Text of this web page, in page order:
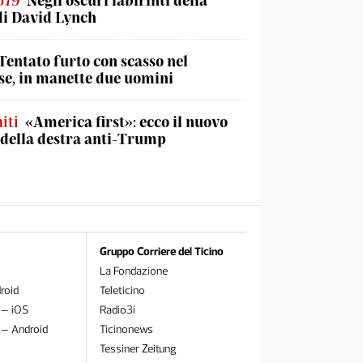
David Lynch
furto con scasso nel
in manette due uomini
«America first»: ecco il nuovo
destra anti-Trump
iOS
Android
Gruppo Corriere del Ticino
La Fondazione
Teleticino
Radio3i
Ticinonews
Tessiner Zeitung